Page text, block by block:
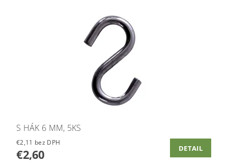
S HÁK 6 MM, 5KS
€2,11 bez DPH
€2,60 DETAIL